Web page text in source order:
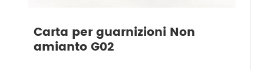
Carta per guarnizioni Non
amianto G02